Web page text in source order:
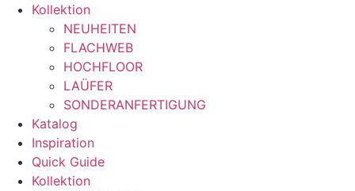
Zum
wechseln
Kollektion
NEUHEITEN
FLACHWEB
HOCHFLOOR
LAÜFER
SONDERANFERTIGUNG
Katalog
Inspiration
Quick Guide
Kollektion